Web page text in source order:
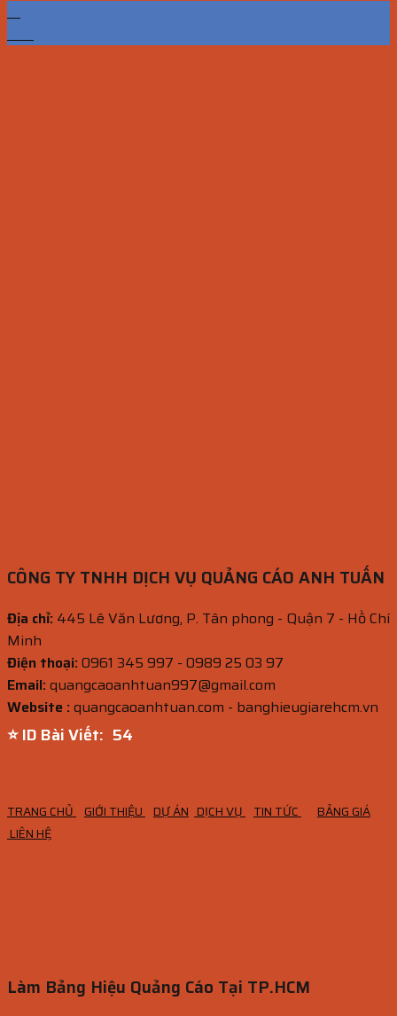
CÔNG TY TNHH DỊCH VỤ QUẢNG CÁO ANH TUẤN
Địa chỉ: 445 Lê Văn Lương, P. Tân phong - Quận 7 - Hồ Chí
Minh
Điện thoại:0961 345 997 - 0989 25 03 97
Email:quangcaoanhtuan997@gmail.com
Website :quangcaoanhtuan.com - banghieugiarehcm.vn
⭐ ID Bài Viết: 52
TRANG CHỦ GIỚI THIỆU DỰ ÁN DỊCH VỤ TIN TỨC
BẢNG GIÁ
LIÊN HỆ
Làm Bảng Hiệu Quảng Cáo Tại TP.HCM